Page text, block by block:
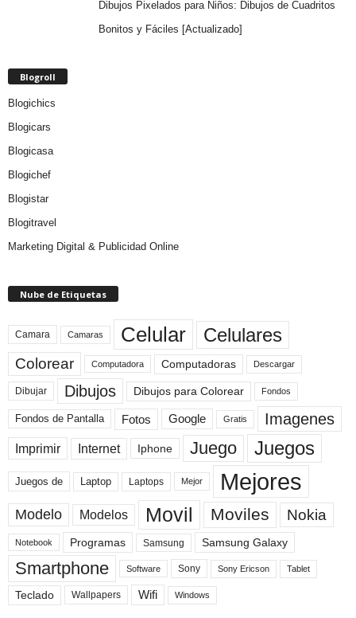
Dibujos Pixelados para Niños: Dibujos de Cuadritos
Bonitos y Fáciles [Actualizado]
Blogroll
Blogichics
Blogicars
Blogicasa
Blogichef
Blogistar
Blogitravel
Marketing Digital & Publicidad Online
Nube de Etiquetas
Camara Camaras Celular Celulares
Colorear Computadora Computadoras Descargar
Dibujar Dibujos Dibujos para Colorear Fondos
Fondos de Pantalla Fotos Google Gratis Imagenes
Imprimir Internet Iphone Juego Juegos
Juegos de Laptop Laptops Mejor Mejores
Modelo Modelos Movil Moviles Nokia
Notebook Programas Samsung Samsung Galaxy
Smartphone Software Sony Sony Ericson Tablet
Teclado Wallpapers Wifi Windows